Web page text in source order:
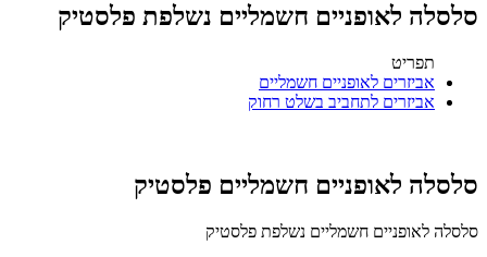
סלסלה לאופניים חשמליים נשלפת פלסטיק
תפריט
אביזרים לאופניים חשמליים
אביזרים לתחביב בשלט רחוק
סלסלה לאופניים חשמליים פלסטיק
סלסלה לאופניים חשמליים נשלפת פלסטיק